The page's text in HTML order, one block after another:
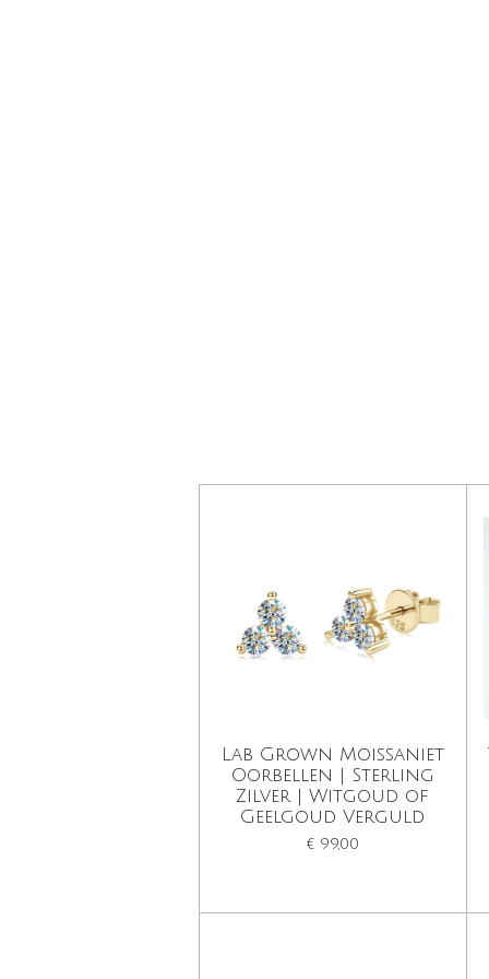
Lab Grown Moissaniet
Oorbellen | Sterling
Zilver | Witgoud of
Geelgoud Verguld
€ 99,00